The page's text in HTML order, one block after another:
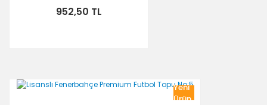
952,50 TL
Yeni
Ürün